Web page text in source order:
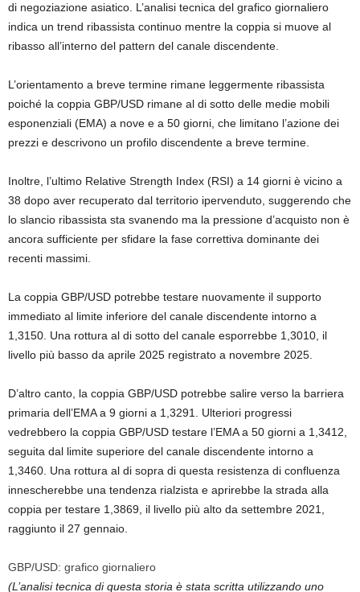
di negoziazione asiatico. L’analisi tecnica del grafico giornaliero
indica un trend ribassista continuo mentre la coppia si muove al
ribasso all’interno del pattern del canale discendente.
L’orientamento a breve termine rimane leggermente ribassista
poiché la coppia GBP/USD rimane al di sotto delle medie mobili
esponenziali (EMA) a nove e a 50 giorni, che limitano l’azione dei
prezzi e descrivono un profilo discendente a breve termine.
Inoltre, l’ultimo Relative Strength Index (RSI) a 14 giorni è vicino a
38 dopo aver recuperato dal territorio ipervenduto, suggerendo che
lo slancio ribassista sta svanendo ma la pressione d’acquisto non è
ancora sufficiente per sfidare la fase correttiva dominante dei
recenti massimi.
La coppia GBP/USD potrebbe testare nuovamente il supporto
immediato al limite inferiore del canale discendente intorno a
1,3150. Una rottura al di sotto del canale esporrebbe 1,3010, il
livello più basso da aprile 2025 registrato a novembre 2025.
D’altro canto, la coppia GBP/USD potrebbe salire verso la barriera
primaria dell’EMA a 9 giorni a 1,3291. Ulteriori progressi
vedrebbero la coppia GBP/USD testare l’EMA a 50 giorni a 1,3412,
seguita dal limite superiore del canale discendente intorno a
1,3460. Una rottura al di sopra di questa resistenza di confluenza
innescherebbe una tendenza rialzista e aprirebbe la strada alla
coppia per testare 1,3869, il livello più alto da settembre 2021,
raggiunto il 27 gennaio.
GBP/USD: grafico giornaliero
(L’analisi tecnica di questa storia è stata scritta utilizzando uno